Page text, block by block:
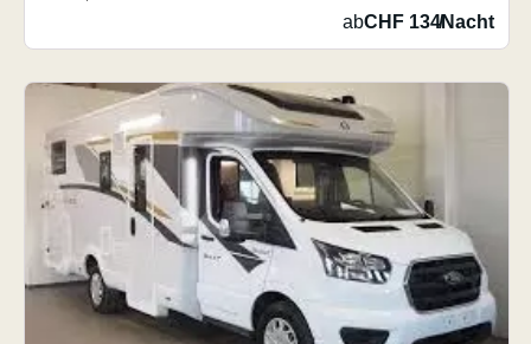
abCHF 134/Nacht